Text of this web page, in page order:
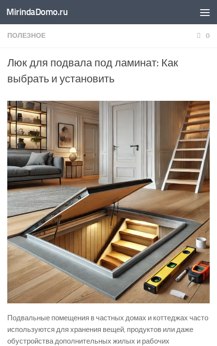
Перейти к содержимому
MirindaDomo.ru
ПОЛЕЗНОЕ 0
Люк для подвала под ламинат: Как
выбрать и установить
Подвальные помещения в частных домах и коттеджах часто
используются для хранения вещей, продуктов или даже
обустройства дополнительных жилых и рабочих